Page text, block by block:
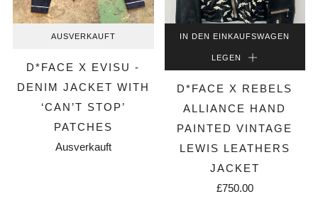
AUSVERKAUFT
D*FACE X EVISU -
DENIM JACKET WITH
‘CAN’T STOP’
PATCHES
Ausverkauft
IN DEN EINKAUFSWAGEN
LEGEN
D*FACE X REBELS
ALLIANCE HAND
PAINTED VINTAGE
LEWIS LEATHERS
JACKET
£750.00